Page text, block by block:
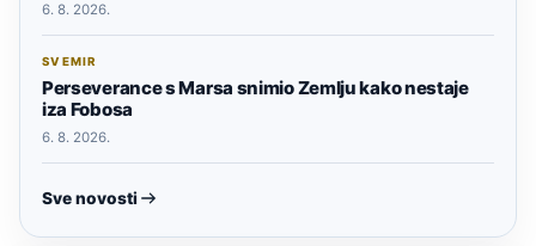
6. 8. 2026.
SVEMIR
Perseverance s Marsa snimio Zemlju kako nestaje
iza Fobosa
6. 8. 2026.
Sve novosti